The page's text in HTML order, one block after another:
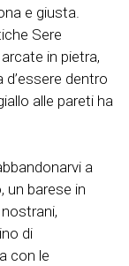
e giusta.
Sere
in pietra,
d’essere dentro
alle pareti ha
a
un barese in
di
con le